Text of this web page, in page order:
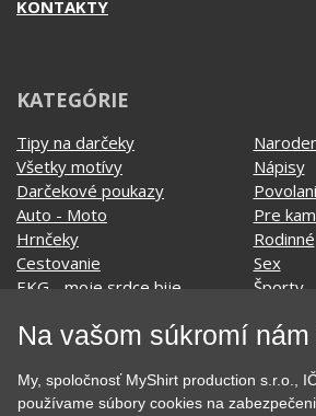
KATEGÓRIE
Všetky motívy
Darčekové poukazy
Auto - Moto
Hrnčeky
Cestovanie
EKG - moje srdce bije
Evolúcia
Film a Seriál
Geek
Hudobné
Jedlo, pitie a relax
Kvetiny
Láska
Pre
Rodinné
Sex
Športy
Školské
Vianoce
Zvierata
MyShirt
Na vašom súkromí
My, spoločnosť MyShirt production s.r.o.,
používame súbory cookies na